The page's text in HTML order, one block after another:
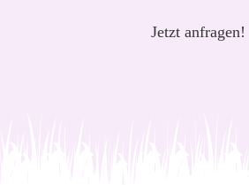
Jetzt anfragen!